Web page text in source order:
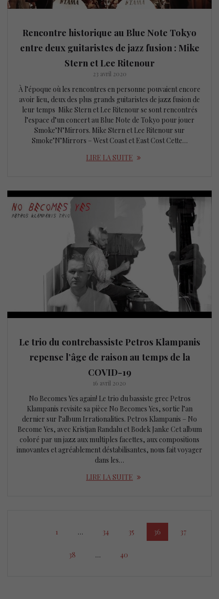
Rencontre historique au Blue Note Tokyo
entre deux guitaristes de jazz fusion : Mike
Stern et Lee Ritenour
23 avril 2020
À l’époque où les rencontres en personne pouvaient encore
avoir lieu, deux des plus grands guitaristes de jazz fusion de
leur temps Mike Stern et Lee Ritenour se sont rencontrés
l’espace d’un concert au Blue Note de Tokyo pour jouer
Smoke’N’Mirrors. Mike Stern et Lee Ritenour sur
Smoke’N’Mirrors – West Coast et East Cost Cette…
LIRE LA SUITE
Le trio du contrebassiste Petros Klampanis
repense l’âge de raison au temps de la
COVID-19
16 avril 2020
No Becomes Yes again! Le trio du bassiste grec Petros
Klampanis revisite sa pièce No Becomes Yes, sortie l’an
dernier sur l’album Irrationalities. Petros Klampanis – No
Become Yes, avec Kristjan Randalu et Bodek Janke Cet album
coloré par un jazz aux multiples facettes, aux compositions
innovantes et agréablement déstabilisantes, nous fait voyager
dans les…
LIRE LA SUITE
navigation
Page
1 … Page
34 Page
35 Page
36 Page
37
Page
38 … Page
40